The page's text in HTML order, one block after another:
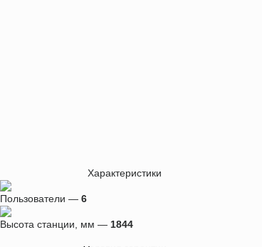
Характеристики
Пользователи — 6
Высота станции, мм — 1844